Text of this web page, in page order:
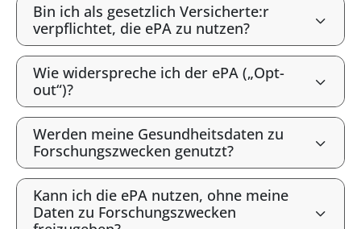
Bin ich als gesetzlich Versicherte:r
verpflichtet, die ePA zu nutzen?
Wie widerspreche ich der ePA („Opt-
out“)?
Werden meine Gesundheitsdaten zu
Forschungszwecken genutzt?
Kann ich die ePA nutzen, ohne meine
Daten zu Forschungszwecken